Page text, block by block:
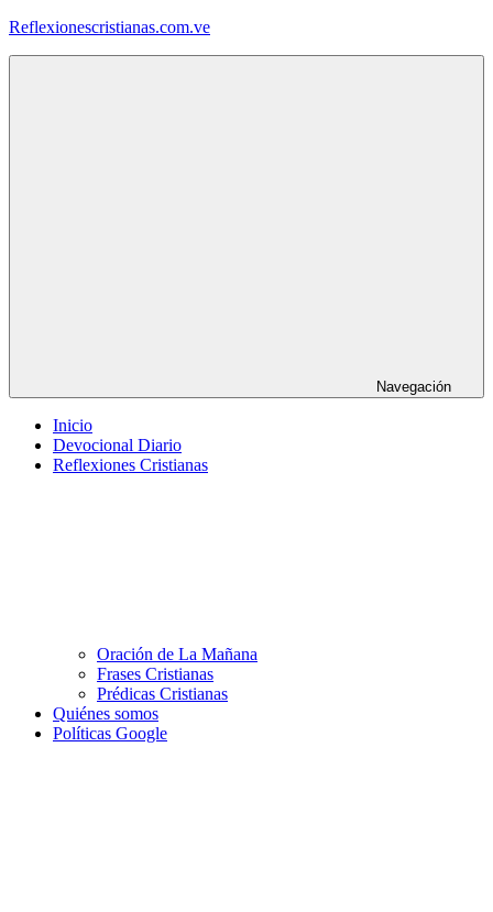
Saltar
Reflexionescristianas.com.ve
Navegación
Inicio
Devocional Diario
Reflexiones Cristianas
Oración de La Mañana
Frases Cristianas
Prédicas Cristianas
Quiénes somos
Políticas Google